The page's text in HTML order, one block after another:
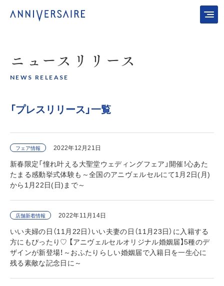
ニュース リリース
NEWS RELEASE
「プレスリリース」一覧
フェア情報 2022年12月21日
新春限定「憧れ叶える大聖堂ウェディングフェア」開催！心あた
たまる感動挙式体験も～全国のアニヴェルセルにて1月2日(月)
から1月22日(日)まで～
店舗新着情報 2022年11月14日
いい夫婦の日（11月22日）いい夫妻の日（11月23日）に入籍する
方にもぴったり♡ 【アニヴェルセルオリジナル婚姻届】5種のデ
ザインが新登場！～おふたりらしい婚姻届で入籍日を一生心に
残る素敵な記念日に～